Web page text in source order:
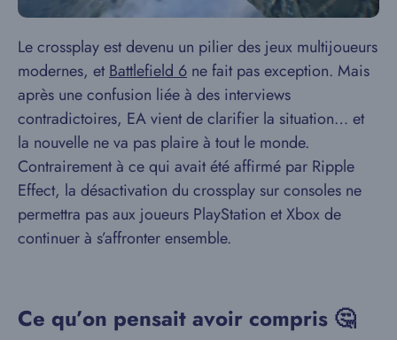
Le crossplay est devenu un pilier des jeux multijoueurs
modernes, etBattlefield 6 ne fait pas exception. Mais
après une confusion liée à des interviews
contradictoires, EA vient de clarifier la situation… et
la nouvelle ne va pas plaire à tout le monde.
Contrairement à ce qui avait été affirmé par Ripple
Effect, la désactivation du crossplay sur consoles ne
permettra pas aux joueurs PlayStation et Xbox de
continuer à s’affronter ensemble.
Ce qu’on pensait avoir compris 🤔